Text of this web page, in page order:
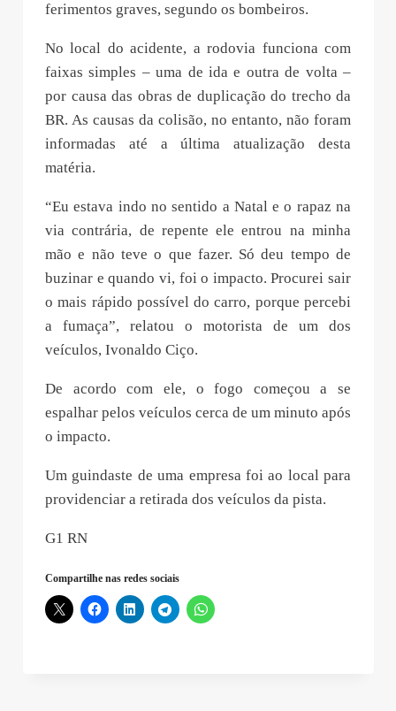
ferimentos graves, segundo os bombeiros.
No local do acidente, a rodovia funciona com
faixas simples – uma de ida e outra de volta –
por causa das obras de duplicação do trecho da
BR. As causas da colisão, no entanto, não foram
informadas até a última atualização desta
matéria.
“Eu estava indo no sentido a Natal e o rapaz na
via contrária, de repente ele entrou na minha
mão e não teve o que fazer. Só deu tempo de
buzinar e quando vi, foi o impacto. Procurei sair
o mais rápido possível do carro, porque percebi
a fumaça”, relatou o motorista de um dos
veículos, Ivonaldo Ciço.
De acordo com ele, o fogo começou a se
espalhar pelos veículos cerca de um minuto após
o impacto.
Um guindaste de uma empresa foi ao local para
providenciar a retirada dos veículos da pista.
G1 RN
Compartilhe nas redes sociais